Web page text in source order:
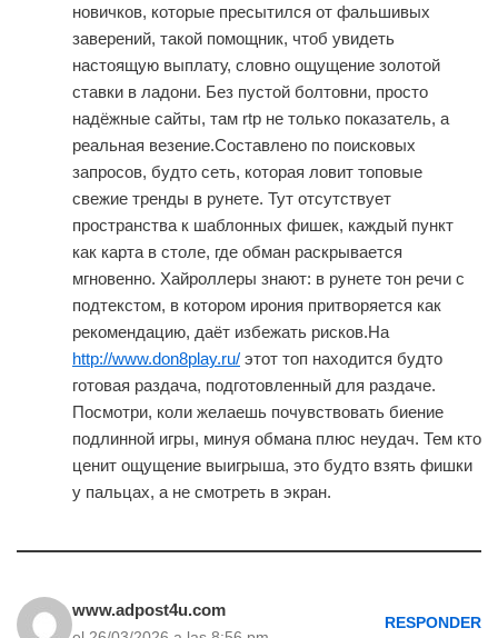
новичков, которые пресытился от фальшивых
заверений, такой помощник, чтоб увидеть
настоящую выплату, словно ощущение золотой
ставки в ладони. Без пустой болтовни, просто
надёжные сайты, там rtp не только показатель, а
реальная везение.Составлено по поисковых
запросов, будто сеть, которая ловит топовые
свежие тренды в рунете. Тут отсутствует
пространства к шаблонных фишек, каждый пункт
как карта в столе, где обман раскрывается
мгновенно. Хайроллеры знают: в рунете тон речи с
подтекстом, в котором ирония притворяется как
рекомендацию, даёт избежать рисков.На
http://www.don8play.ru/ этот топ находится будто
готовая раздача, подготовленный для раздаче.
Посмотри, коли желаешь почувствовать биение
подлинной игры, минуя обмана плюс неудач. Тем кто
ценит ощущение выигрыша, это будто взять фишки
у пальцах, а не смотреть в экран.
www.adpost4u.com
RESPONDER